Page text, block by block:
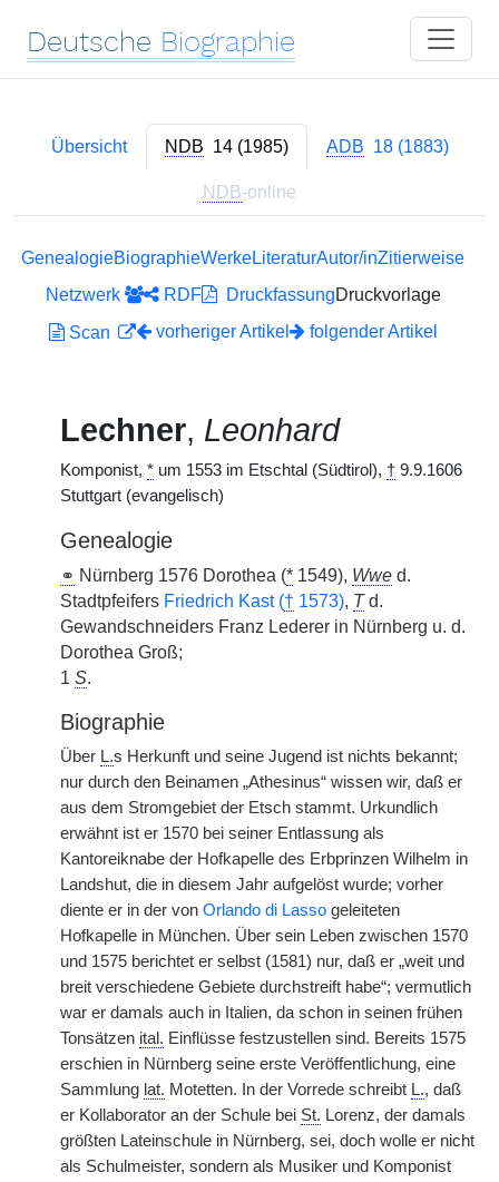
Deutsche Biographie
Übersicht NDB 14 (1985) ADB 18 (1883)
NDB-online
GenealogieBiographieWerkeLiteraturAutor/inZitierweise
Netzwerk
RDF DruckfassungDruckvorlage
Scan
vorheriger Artikel folgender Artikel
Lechner, Leonhard
Komponist, * um 1553 im Etschtal (Südtirol), † 9.9.1606
Stuttgart (evangelisch)
Genealogie
⚭ Nürnberg 1576 Dorothea (* 1549), Wwe d.
Stadtpfeifers Friedrich Kast († 1573), Td.
Gewandschneiders Franz Lederer in Nürnberg u. d.
Dorothea Groß;
1 S.
Biographie
Über L.s Herkunft und seine Jugend ist nichts bekannt;
nur durch den Beinamen „Athesinus“ wissen wir, daß er
aus dem Stromgebiet der Etsch stammt. Urkundlich
erwähnt ist er 1570 bei seiner Entlassung als
Kantoreiknabe der Hofkapelle des Erbprinzen Wilhelm in
Landshut, die in diesem Jahr aufgelöst wurde; vorher
diente er in der von Orlando di Lasso geleiteten
Hofkapelle in München. Über sein Leben zwischen 1570
und 1575 berichtet er selbst (1581) nur, daß er „weit und
breit verschiedene Gebiete durchstreift habe“; vermutlich
war er damals auch in Italien, da schon in seinen frühen
Tonsätzen ital. Einflüsse festzustellen sind. Bereits 1575
erschien in Nürnberg seine erste Veröffentlichung, eine
Sammlung lat. Motetten. In der Vorrede schreibt L., daß
er Kollaborator an der Schule bei St. Lorenz, der damals
größten Lateinschule in Nürnberg, sei, doch wolle er nicht
als Schulmeister, sondern als Musiker und Komponist